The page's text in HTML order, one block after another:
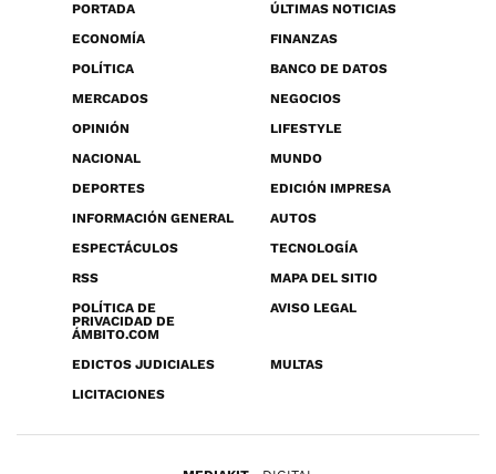
PORTADA
ÚLTIMAS NOTICIAS
ECONOMÍA
FINANZAS
POLÍTICA
BANCO DE DATOS
MERCADOS
NEGOCIOS
OPINIÓN
LIFESTYLE
NACIONAL
MUNDO
DEPORTES
EDICIÓN IMPRESA
INFORMACIÓN GENERAL
AUTOS
ESPECTÁCULOS
TECNOLOGÍA
RSS
MAPA DEL SITIO
POLÍTICA DE
PRIVACIDAD DE
ÁMBITO.COM
AVISO LEGAL
EDICTOS JUDICIALES
MULTAS
LICITACIONES